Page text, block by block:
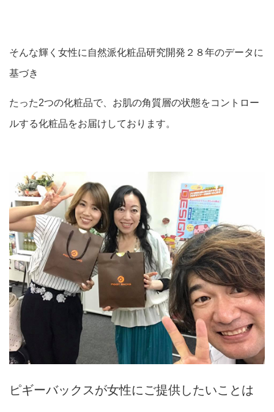
そんな輝く女性に自然派化粧品研究開発２８年のデータに
基づき
たった2つの化粧品で、お肌の角質層の状態をコントロー
ルする化粧品をお届けしております。
ピギーバックスが女性にご提供したいことは